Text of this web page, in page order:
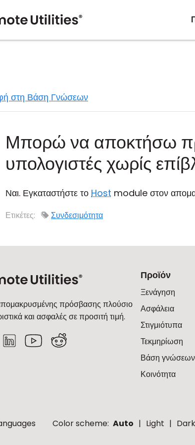
στη Βάση Γνώσεων
Μπορώ να αποκτήσω
υπολογιστές χωρίς
Ναι. Εγκαταστήστε το Host module στον
Ετικέτες: Συνδεσιμότητα
πρόσβασης πλούσιο
και ασφαλές σε προσιτή τιμή.
Προϊόν
Ξενάγηση
Ασφάλεια
Στιγμιότυπα
Τεκμηρίωση
Βάση γνώσεων
Κοινότητα
Color scheme: Auto Light Dark